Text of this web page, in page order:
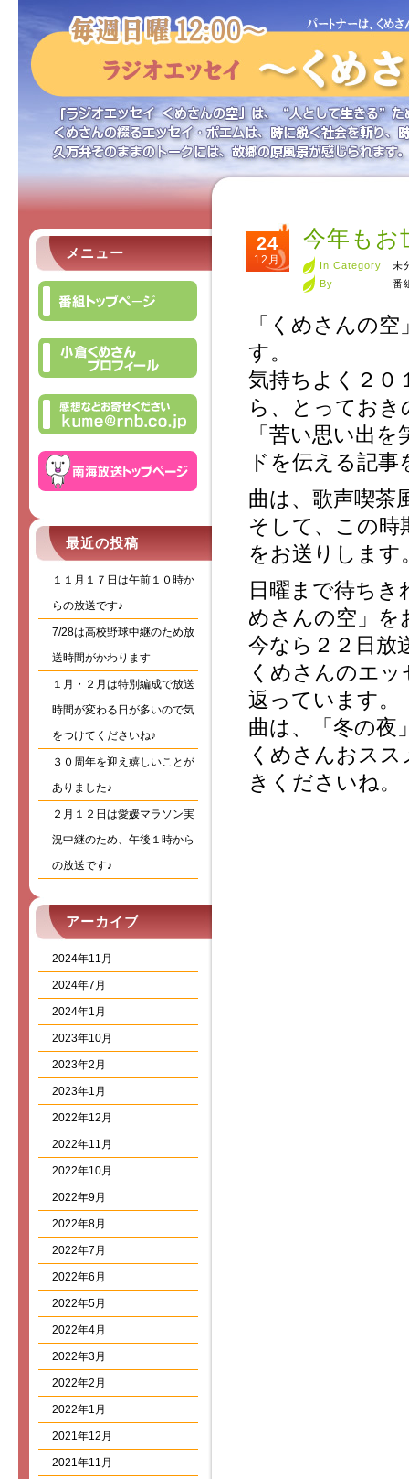
メニュー
最近の投稿
１１月１７日は午前１０時か
らの放送です♪
7/28は高校野球中継のため放
送時間がかわります
１月・２月は特別編成で放送
時間が変わる日が多いので気
をつけてくださいね♪
３０周年を迎え嬉しいことが
ありました♪
２月１２日は愛媛マラソン実
況中継のため、午後１時から
の放送です♪
アーカイブ
2024年11月
2024年7月
2024年1月
2023年10月
2023年2月
2023年1月
2022年12月
2022年11月
2022年10月
2022年9月
2022年8月
2022年7月
2022年6月
2022年5月
2022年4月
2022年3月
2022年2月
2022年1月
2021年12月
2021年11月
24
12月
今年もお
In Category
未
By
番
「くめさんの
す。
気持ちよく２０
ら、とってお
「苦い思い出
ドを伝える記
曲は、歌声喫茶
そして、この時
をお送りします
日曜まで待ち
めさんの空」を
今なら２２日放
くめさんのエ
返っています。
曲は、「冬の夜
くめさんおス
きくださいね。